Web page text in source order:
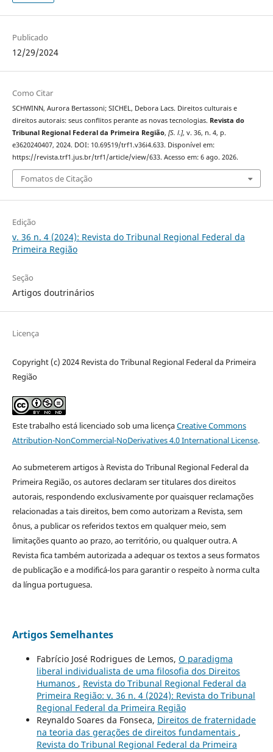
Publicado
12/29/2024
Como Citar
SCHWINN, Aurora Bertassoni; SICHEL, Debora Lacs. Direitos culturais e
direitos autorais: seus conflitos perante as novas tecnologias. Revista do
Tribunal Regional Federal da Primeira Região, [S. l.], v. 36, n. 4, p.
e3620240407, 2024. DOI: 10.69519/trf1.v36i4.633. Disponível em:
https://revista.trf1.jus.br/trf1/article/view/633. Acesso em: 6 ago. 2026.
Fomatos de Citação
Edição
v. 36 n. 4 (2024): Revista do Tribunal Regional Federal da
Primeira Região
Seção
Artigos doutrinários
Licença
Copyright (c) 2024 Revista do Tribunal Regional Federal da Primeira
Região
Este trabalho está licenciado sob uma licençaCreative Commons
Attribution-NonCommercial-NoDerivatives 4.0 International License.
Ao submeterem artigos à Revista do Tribunal Regional Federal da
Primeira Região, os autores declaram ser titulares dos direitos
autorais, respondendo exclusivamente por quaisquer reclamações
relacionadas a tais direitos, bem como autorizam a Revista, sem
ônus, a publicar os referidos textos em qualquer meio, sem
limitações quanto ao prazo, ao território, ou qualquer outra. A
Revista fica também autorizada a adequar os textos a seus formatos
de publicação e a modificá-los para garantir o respeito à norma culta
da língua portuguesa.
Artigos Semelhantes
Fabrício José Rodrigues de Lemos, O paradigma
liberal individualista de uma filosofia dos Direitos
Humanos , Revista do Tribunal Regional Federal da
Primeira Região: v. 36 n. 4 (2024): Revista do Tribunal
Regional Federal da Primeira Região
Reynaldo Soares da Fonseca, Direitos de fraternidade
na teoria das gerações de direitos fundamentais ,
Revista do Tribunal Regional Federal da Primeira